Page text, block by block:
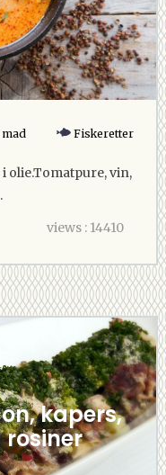
Fiskeretter
olie. Tomatpure, vin,
views : 14410
kapers,